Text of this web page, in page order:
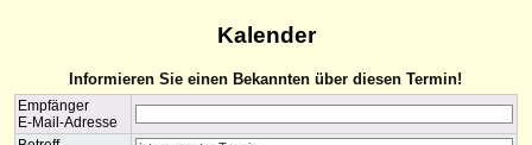
Kalender
Informieren Sie einen Bekannten über diesen Termin!
Empfänger
E-Mail-Adresse